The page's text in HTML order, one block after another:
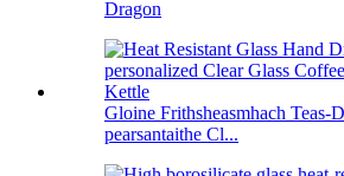
Dragon
Gloine Frithsheasmhach Teas-
pearsantaithe Cl...